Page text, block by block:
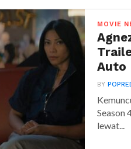
MOVIE
Auto
BY
Season
lewat...